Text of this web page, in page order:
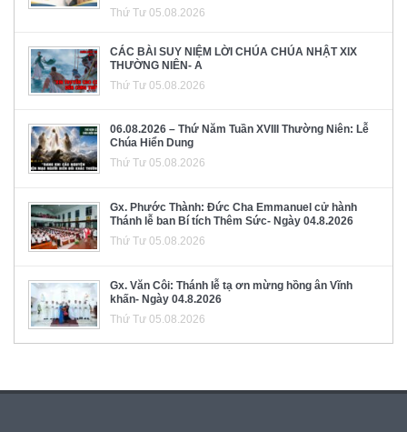
Thứ Tư 05.08.2026
CÁC BÀI SUY NIỆM LỜI CHÚA CHÚA NHẬT XIX
THƯỜNG NIÊN- A
Thứ Tư 05.08.2026
06.08.2026 – Thứ Năm Tuần XVIII Thường Niên: Lễ
Chúa Hiển Dung
Thứ Tư 05.08.2026
Gx. Phước Thành: Đức Cha Emmanuel cử hành
Thánh lễ ban Bí tích Thêm Sức- Ngày 04.8.2026
Thứ Tư 05.08.2026
Gx. Văn Côi: Thánh lễ tạ ơn mừng hồng ân Vĩnh
khấn- Ngày 04.8.2026
Thứ Tư 05.08.2026